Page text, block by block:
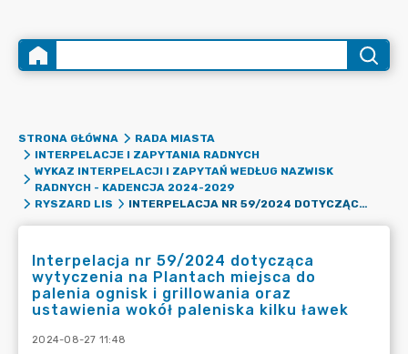
STRONA GŁÓWNA
RADA MIASTA
INTERPELACJE I ZAPYTANIA RADNYCH
WYKAZ INTERPELACJI I ZAPYTAŃ WEDŁUG NAZWISK
RADNYCH - KADENCJA 2024-2029
RYSZARD LIS
INTERPELACJA NR 59/2024 DOTYCZĄCA WYTYCZENIA NA PLANTACH MIEJSCA DO PALENIA OGNISK I GRILLOWANIA ORAZ USTAWIENIA WOKÓŁ PALENISKA KILKU ŁAWEK
Interpelacja nr 59/2024 dotycząca
wytyczenia na Plantach miejsca do
palenia ognisk i grillowania oraz
ustawienia wokół paleniska kilku ławek
2024-08-27 11:48